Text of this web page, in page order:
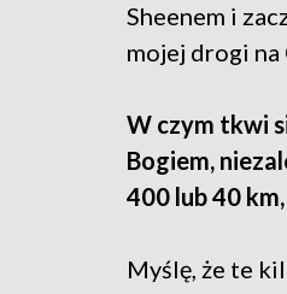
Sheenem i
mojej drogi na
W czym tkwi
Bogiem,
400 lub 40
Myślę, że te